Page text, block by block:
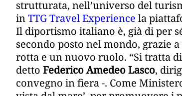
strutturata, nell’universo del
inTTG Travel Experience la
Il diportismo italiano è, già di per
secondo posto nel mondo, grazie
rotta e un nuovo ruolo. “Si tratta
detto Federico Amedeo Lasco,
convegno in fiera -. Come